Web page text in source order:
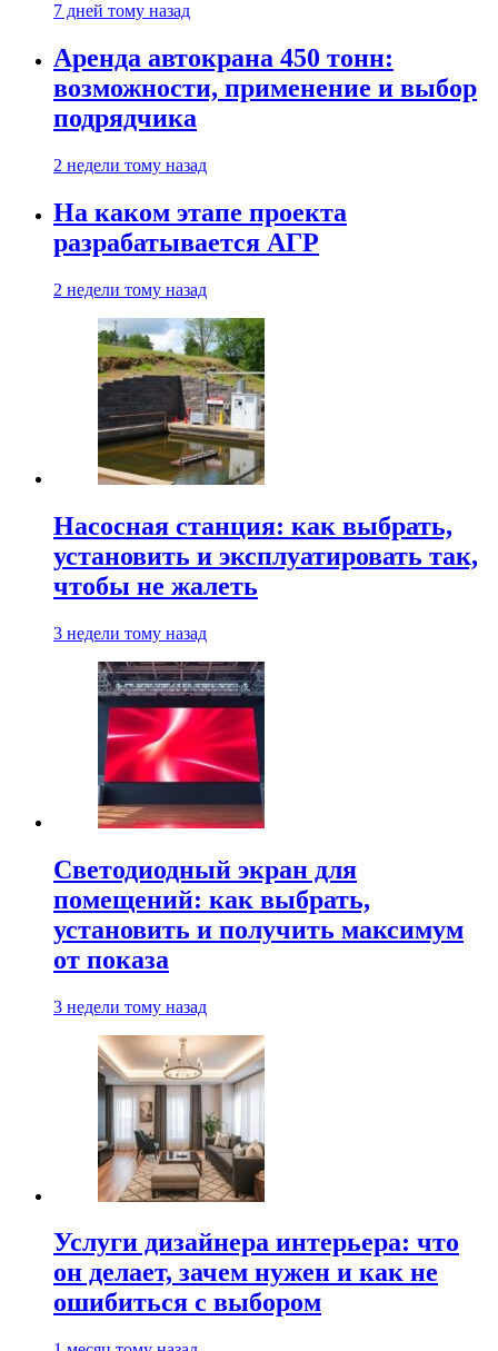
7 дней тому назад
Аренда автокрана 450 тонн:
возможности, применение и выбор
подрядчика
2 недели тому назад
На каком этапе проекта
разрабатывается АГР
2 недели тому назад
Насосная станция: как выбрать,
установить и эксплуатировать так,
чтобы не жалеть
3 недели тому назад
Светодиодный экран для
помещений: как выбрать,
установить и получить максимум
от показа
3 недели тому назад
Услуги дизайнера интерьера: что
он делает, зачем нужен и как не
ошибиться с выбором